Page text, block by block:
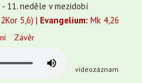
11. neděle v mezidobí
2Kor 5,6) | Evangelium: Mk 4,26
Závěr
videozáznam